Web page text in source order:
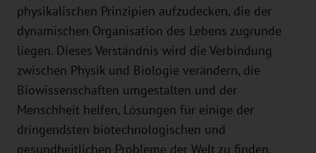
physikalischen Prinzipien aufzudecken, die der
dynamischen Organisation des Lebens zugrunde
liegen. Dieses Verständnis wird die Verbindung
zwischen Physik und Biologie verändern, die
Biowissenschaften umgestalten und der
Menschheit helfen, Lösungen für einige der
dringendsten biotechnologischen und
gesundheitlichen Probleme der Welt zu finden.